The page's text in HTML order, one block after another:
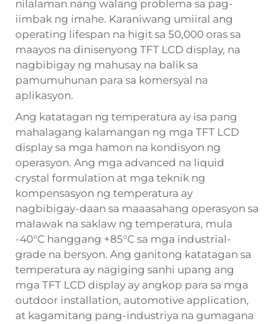
nilalaman nang walang problema sa pag-
iimbak ng imahe. Karaniwang umiiral ang
operating lifespan na higit sa 50,000 oras sa
maayos na dinisenyong TFT LCD display, na
nagbibigay ng mahusay na balik sa
pamumuhunan para sa komersyal na
aplikasyon.
Ang katatagan ng temperatura ay isa pang
mahalagang kalamangan ng mga TFT LCD
display sa mga hamon na kondisyon ng
operasyon. Ang mga advanced na liquid
crystal formulation at mga teknik ng
kompensasyon ng temperatura ay
nagbibigay-daan sa maaasahang operasyon sa
malawak na saklaw ng temperatura, mula
-40°C hanggang +85°C sa mga industrial-
grade na bersyon. Ang ganitong katatagan sa
temperatura ay nagiging sanhi upang ang
mga TFT LCD display ay angkop para sa mga
outdoor installation, automotive application,
at kagamitang pang-industriya na gumagana